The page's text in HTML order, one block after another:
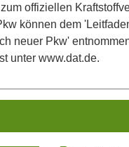
offiziellen
können dem
neuer Pkw'
unter www.dat.de.